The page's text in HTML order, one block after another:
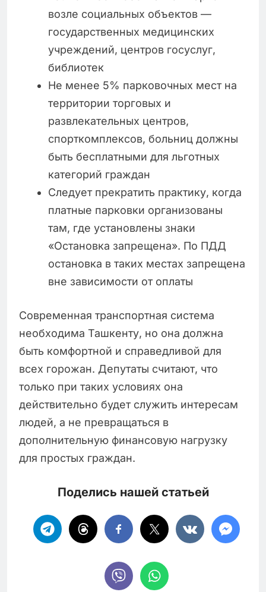
возле социальных объектов —
государственных медицинских
учреждений, центров госуслуг,
библиотек
Не менее 5% парковочных мест на
территории торговых и
развлекательных центров,
спорткомплексов, больниц должны
быть бесплатными для льготных
категорий граждан
Следует прекратить практику, когда
платные парковки организованы
там, где установлены знаки
«Остановка запрещена». По ПДД
остановка в таких местах запрещена
вне зависимости от оплаты
Современная транспортная система
необходима Ташкенту, но она должна
быть комфортной и справедливой для
всех горожан. Депутаты считают, что
только при таких условиях она
действительно будет служить интересам
людей, а не превращаться в
дополнительную финансовую нагрузку
для простых граждан.
Поделись нашей статьей